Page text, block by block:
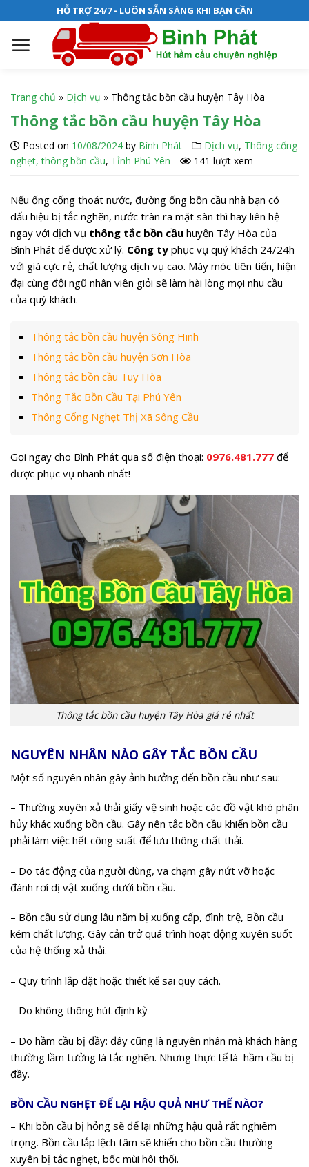
k
HỖ TRỢ 24/7 - LUÔN SẴN SÀNG KHI BẠN CẦN
Trang chủ » Dịch vụ » Thông tắc bồn cầu huyện Tây Hòa
Thông tắc bồn cầu huyện Tây Hòa
Posted on 10/08/2024 by Bình Phát Dịch vụ, Thông cống
nghẹt, thông bồn cầu, Tỉnh Phú Yên 141 lượt xem
Nếu ống cống thoát nước, đường ống bồn cầu nhà bạn có
dấu hiệu bị tắc nghẽn, nước tràn ra mặt sàn thì hãy liên hệ
ngay với dịch vụ thông tắc bồn cầu huyện Tây Hòa của
Bình Phát để được xử lý. Công ty phục vụ quý khách 24/24h
với giá cực rẻ, chất lượng dịch vụ cao. Máy móc tiên tiến, hiện
đại cùng đội ngũ nhân viên giỏi sẽ làm hài lòng mọi nhu cầu
của quý khách.
Thông tắc bồn cầu huyện Sông Hinh
Thông tắc bồn cầu huyện Sơn Hòa
Thông tắc bồn cầu Tuy Hòa
Thông Tắc Bồn Cầu Tại Phú Yên
Thông Cống Nghẹt Thị Xã Sông Cầu
Gọi ngay cho Bình Phát qua số điện thoại: 0976.481.777 để
được phục vụ nhanh nhất!
Thông tắc bồn cầu huyện Tây Hòa giá rẻ nhất
NGUYÊN NHÂN NÀO GÂY TẮC BỒN CẦU
Một số nguyên nhân gây ảnh hưởng đến bồn cầu như sau:
– Thường xuyên xả thải giấy vệ sinh hoặc các đồ vật khó phân
hủy khác xuống bồn cầu. Gây nên tắc bồn cầu khiến bồn cầu
phải làm việc hết công suất để lưu thông chất thải.
– Do tác động của người dùng, va chạm gây nứt vỡ hoặc
đánh rơi dị vật xuống dưới bồn cầu.
– Bồn cầu sử dụng lâu năm bị xuống cấp, đình trệ, Bồn cầu
kém chất lượng. Gây cản trở quá trình hoạt động xuyên suốt
của hệ thống xả thải.
– Quy trình lắp đặt hoặc thiết kế sai quy cách.
– Do không thông hút định kỳ
– Do hầm cầu bị đầy: đây cũng là nguyên nhân mà khách hàng
thường lầm tưởng là tắc nghẽn. Nhưng thực tế là hầm cầu bị
đầy.
BỒN CẦU NGHẸT ĐỂ LẠI HẬU QUẢ NHƯ THẾ NÀO?
– Khi bồn cầu bị hỏng sẽ để lại những hậu quả rất nghiêm
trọng. Bồn cầu lắp lệch tâm sẽ khiến cho bồn cầu thường
xuyên bị tắc nghẹt, bốc mùi hôi thối.